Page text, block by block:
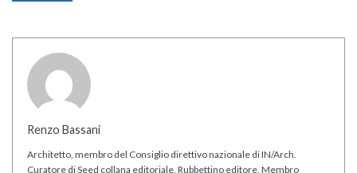
Renzo Bassani
Architetto, membro del Consiglio direttivo nazionale di IN/Arch.
Curatore di Seed collana editoriale, Rubbettino editore, Membro